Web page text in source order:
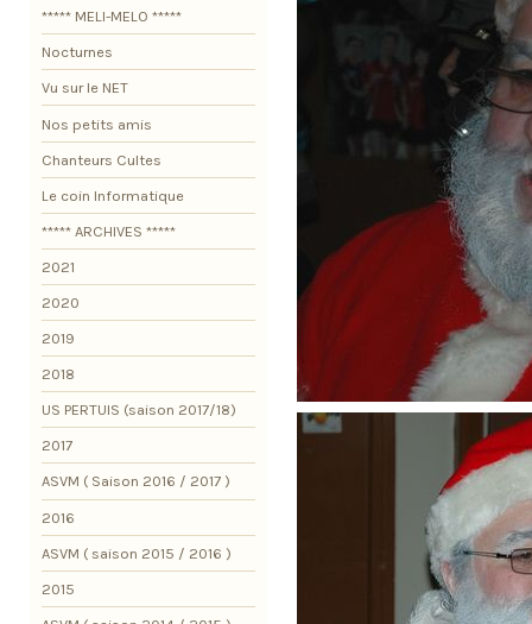
***** MELI-MELO *****
Nocturnes
Vu sur le NET
Nos petits amis
Chanteurs Cultes
Le coin Informatique
***** ARCHIVES *****
2021
2020
2019
2018
US PERTUIS (saison 2017/18)
2017
ASVM ( Saison 2016 / 2017 )
2016
ASVM ( saison 2015 / 2016 )
2015